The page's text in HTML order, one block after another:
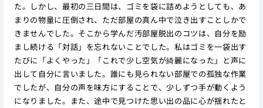
た。しかし、最初の三日間は、ゴミを袋に詰めようとしても、あ
まりの物量に圧倒され、ただ部屋の真ん中で泣き出すことしかで
きませんでした。そこから学んだ汚部屋脱出のコツは、自分を励
まし続ける「対話」を忘れないことでした。私はゴミを一袋出す
たびに「よくやった」「これで少し空気が綺麗になった」と声に
出して自分に言いました。誰にも見られない部屋での孤独な作業
でしたが、自分の声を味方にすることで、少しずつ手が動くよう
になりました。また、途中で見つけた思い出の品に心が揺れたと